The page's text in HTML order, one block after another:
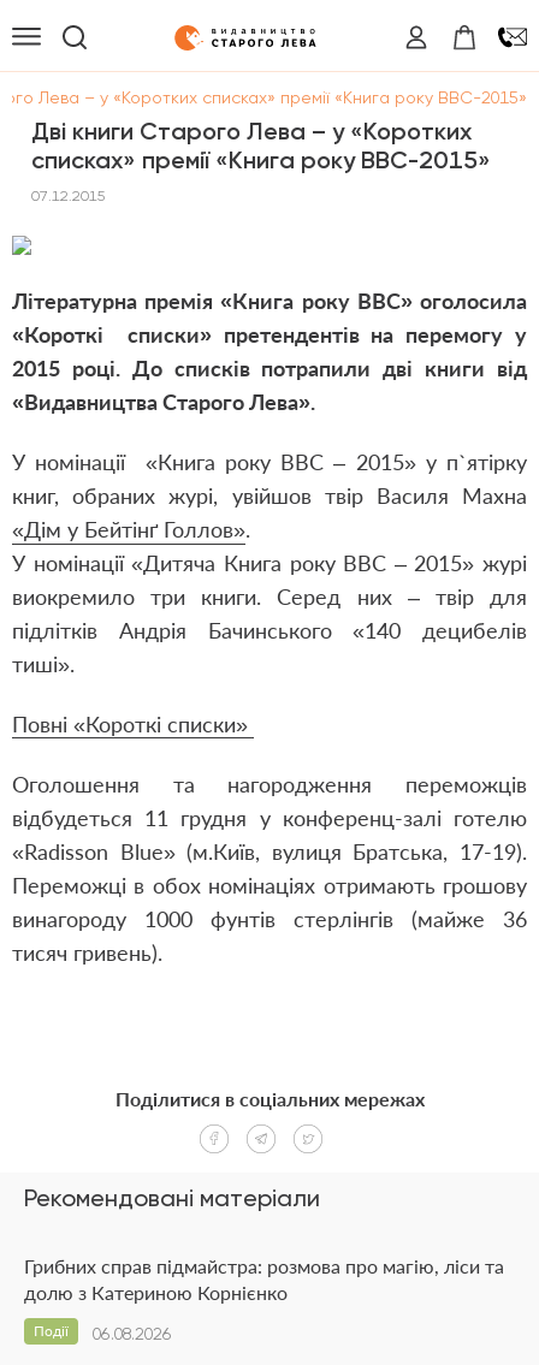
Лева – у «Коротких списках» премії «Книга року ВВС-2015»
Дві книги Старого Лева – у «Коротких
списках» премії «Книга року ВВС-2015»
07.12.2015
Літературна премія «Книга року ВВС» оголосила
«Короткі списки» претендентів на перемогу у
2015 році. До списків потрапили дві книги від
«Видавництва Старого Лева».
У номінації «Книга року BBC – 2015» у п`ятірку
книг, обраних журі, увійшов твір Василя Махна
«Дім у Бейтінґ Голлов».
У номінації «Дитяча Книга року BBC – 2015» журі
виокремило три книги. Серед них – твір для
підлітків Андрія Бачинського«140 децибелів
тиші».
Повні «Короткі списки»
Оголошення та нагородження переможців
відбудеться 11 грудня у конференц-залі готелю
«Radisson Blue» (м.Київ, вулиця Братська, 17-19).
Переможці в обох номінаціях отримають грошову
винагороду 1000 фунтів стерлінгів (майже 36
тисяч гривень).
Рекомендовані матеріали
Грибних справ підмайстра: розмова про магію, ліси та
долю з Катериною Корнієнко
06.08.2026
Події
Поділитися в соціальних мережах